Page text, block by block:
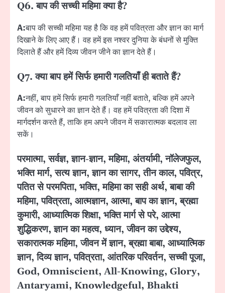
Q6. बाप की सच्ची महिमा क्या है?
A:बाप की सच्ची महिमा यह है कि वह हमें पवित्रता और ज्ञान का मार्ग
दिखाने के लिए आए हैं। वह हमें इस नश्वर दुनिया के बंधनों से मुक्ति
दिलाते हैं और हमें दिव्य जीवन जीने का ज्ञान देते हैं।
Q7. क्या बाप हमें सिर्फ हमारी गलतियाँ ही बताते हैं?
A:नहीं, बाप हमें सिर्फ हमारी गलतियाँ नहीं बताते, बल्कि हमें अपने
जीवन को सुधारने का ज्ञान देते हैं। वह हमें पवित्रता की दिशा में
मार्गदर्शन करते हैं, ताकि हम अपने जीवन में सकारात्मक बदलाव ला
सकें।
परमात्मा, सर्वज्ञ, ज्ञान-ज्ञान, महिमा, अंतर्यामी, नॉलेजफुल,
भक्ति मार्ग, सत्य ज्ञान, ज्ञान का सागर, तीन काल, पवित्र,
पतित से परमपिता, भक्ति, महिमा का सही अर्थ, बाबा की
महिमा, पवित्रता, आत्मज्ञान, आत्मा, बाप का ज्ञान, ब्रह्मा
कुमारी, आध्यात्मिक शिक्षा, भक्ति मार्ग से परे, आत्मा
शुद्धिकरण, ज्ञान का महत्व, ध्यान, जीवन का उद्देश्य,
सकारात्मक महिमा, जीवन में ज्ञान, ब्रह्मा बाबा, आध्यात्मिक
ज्ञान, दिव्य ज्ञान, पवित्रता, आंतरिक परिवर्तन, सच्ची पूजा,
God, Omniscient, All-Knowing, Glory,
Antaryami, Knowledgeful, Bhakti